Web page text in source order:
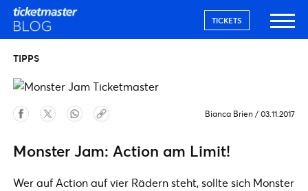
TICKETS
TIPPS
Bianca Brien / 03.11.2017
Monster Jam: Action am Limit!
Wer auf Action auf vier Rädern steht, sollte sich Monster